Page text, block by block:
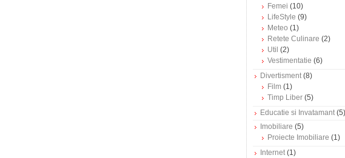
Femei (10)
LifeStyle (9)
Meteo (1)
Retete Culinare (2)
Util (2)
Vestimentatie (6)
Divertisment(8)
Film (1)
Timp Liber (5)
Educatie si Invatamant(5)
Imobiliare (5)
Proiecte Imobiliare (1)
Internet(1)